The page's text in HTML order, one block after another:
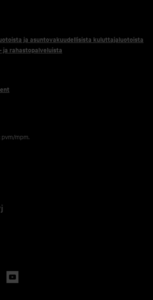
ja asuntovakuudellisista kuluttajaluotoista
rahastopalveluista
mpm.